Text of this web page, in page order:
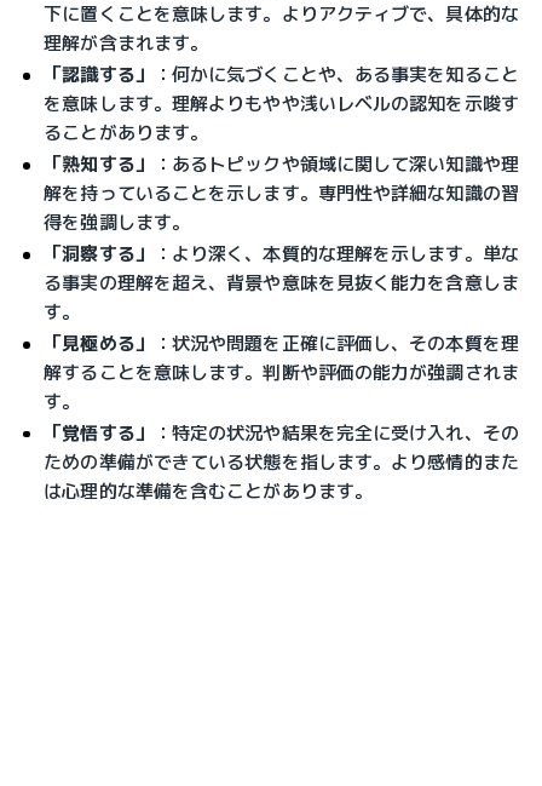
下に置くことを意味します。よりアクティブで、具体的な
理解が含まれます。
「認識する」
： 何かに気づくことや、ある事実を知ること
を意味します。理解よりもやや浅いレベルの認知を示唆す
ることがあります。
「熟知する」
： あるトピックや領域に関して深い知識や理
解を持っていることを示します。専門性や詳細な知識の習
得を強調します。
「洞察する」
： より深く、本質的な理解を示します。単な
る事実の理解を超え、背景や意味を見抜く能力を含意しま
す。
「見極める」
： 状況や問題を正確に評価し、その本質を理
解することを意味します。判断や評価の能力が強調されま
す。
「覚悟する」
： 特定の状況や結果を完全に受け入れ、その
ための準備ができている状態を指します。より感情的また
は心理的な準備を含むことがあります。